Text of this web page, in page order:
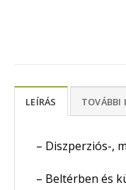
LEÍRÁS TOVÁBBI
– Diszperziós-,
– Beltérben és